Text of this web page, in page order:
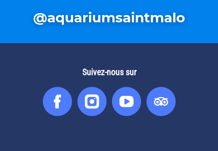
@aquariumsaintmalo
Suivez-nous sur
FacebookInstagram
You
Tube